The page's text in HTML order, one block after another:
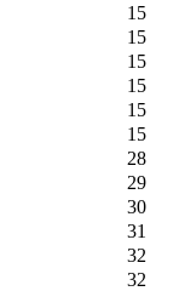
15
15
15
15
15
15
28
29
30
31
32
32